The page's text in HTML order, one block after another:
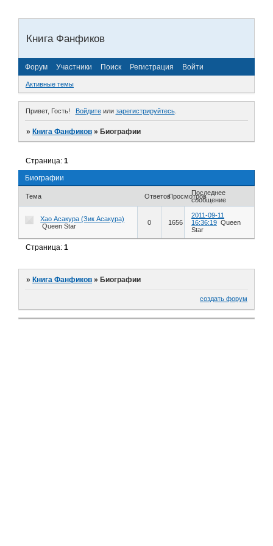
Книга Фанфиков
Форум Участники Поиск Регистрация Войти
Активные темы
Привет, Гость! Войдитеили зарегистрируйтесь.
»Книга Фанфиков »Биографии
Биографии
Страница:1
Тема ОтветовПросмотровПоследнее
сообщение
Хао Асакура (Зик Асакура)
Queen Star
0 1656
2011-09-11
16:36:19 Queen
Star
Страница:1
»Книга Фанфиков »Биографии
создать форум